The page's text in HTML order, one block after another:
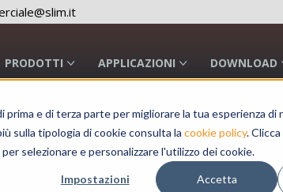
e di terza parte per migliorare la tua esperienza di
sulla tipologia di cookie consulta la cookie policy. Clicca
per selezionare e personalizzare l'utilizzo dei cookie.
Impostazioni Accetta
PRODOTTI APPLICAZIONI DOWNLOAD